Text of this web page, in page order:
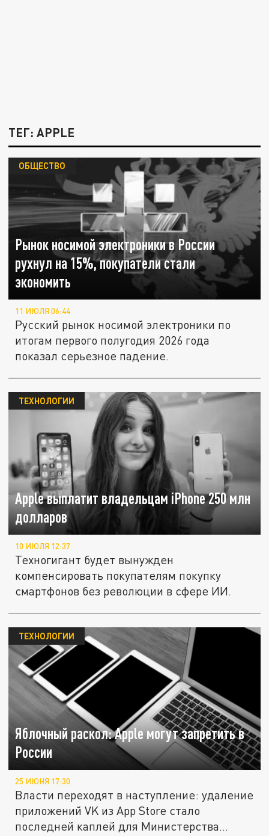
ТЕГ: APPLE
Рынок носимой электроники в России
рухнул на 15%, покупатели стали
экономить
ОБЩЕСТВО
11 ИЮЛЯ 06:44
Русский рынок носимой электроники по
итогам первого полугодия 2026 года
показал серьезное падение.
Apple выплатит владельцам iPhone 250 млн
долларов
ТЕХНОЛОГИИ
10 ИЮЛЯ 12:37
Техногигант будет вынужден
компенсировать покупателям покупку
смартфонов без революции в сфере ИИ.
Яблочный раскол: Apple могут запретить в
России
ТЕХНОЛОГИИ
25 ИЮНЯ 17:30
Власти переходят в наступление: удаление
приложений VK из App Store стало
последней каплей для Министерства...